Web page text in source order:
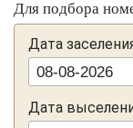
«Стандарт 1
ти местный».
Бесплатный Wi-
документов,
Для подбора
Дата
Дата